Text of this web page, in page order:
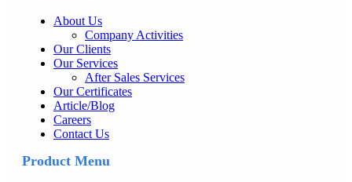
About Us
Company Activities
Our Clients
Our Services
After Sales Services
Our Certificates
Article/Blog
Careers
Contact Us
Product Menu